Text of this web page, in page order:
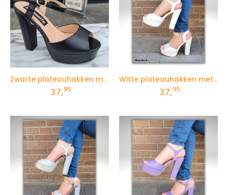
Zwarte plateauhakken met open teen en bandje
37,95
Witte plateauhakken met open teen en bandje
37,95